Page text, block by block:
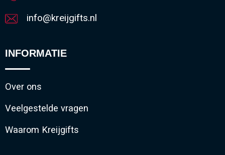
info@kreijgifts.nl
INFORMATIE
Over ons
Veelgestelde vragen
Waarom Kreijgifts